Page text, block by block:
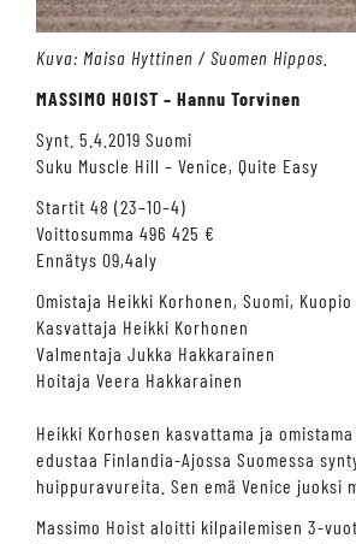
Kuva: Maisa Hyttinen / Suomen Hippos.
MASSIMO HOIST – Hannu Torvinen
Synt. 5.4.2019 Suomi
Suku Muscle Hill – Venice, Quite Easy
Startit 48 (23–10–4)
Voittosumma 496 425 €
Ennätys 09,4aly
Omistaja Heikki Korhonen, Suomi, Kuopio
Kasvattaja Heikki Korhonen
Valmentaja Jukka Hakkarainen
Hoitaja Veera Hakkarainen
Heikki Korhosen kasvattama ja
edustaa Finlandia-Ajossa Suomessa
huippuravureita. Sen emä Venice juoksi
Massimo Hoist aloitti kilpailemisen 3-